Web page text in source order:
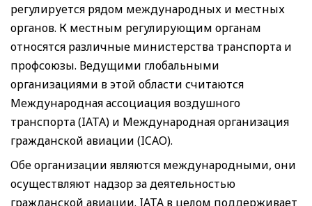
регулируется рядом международных и местных
органов. К местным регулирующим органам
относятся различные министерства транспорта и
профсоюзы. Ведущими глобальными
организациями в этой области считаются
Международная ассоциация воздушного
транспорта (IATA) и Международная организация
гражданской авиации (ICAO).
Обе организации являются международными, они
осуществляют надзор за деятельностью
гражданской авиации. IATA в целом поддерживает